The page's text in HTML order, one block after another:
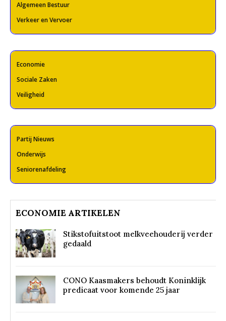
Algemeen Bestuur
Verkeer en Vervoer
Economie
Sociale Zaken
Veiligheid
Partij Nieuws
Onderwijs
Seniorenafdeling
ECONOMIE ARTIKELEN
Stikstofuitstoot melkveehouderij verder
gedaald
CONO Kaasmakers behoudt Koninklijk
predicaat voor komende 25 jaar